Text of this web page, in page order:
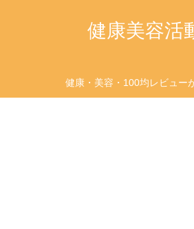
健康美容活
健康・美容・100均レビュー